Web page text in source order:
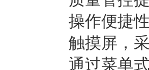
操作便捷
触摸屏，
通过菜单